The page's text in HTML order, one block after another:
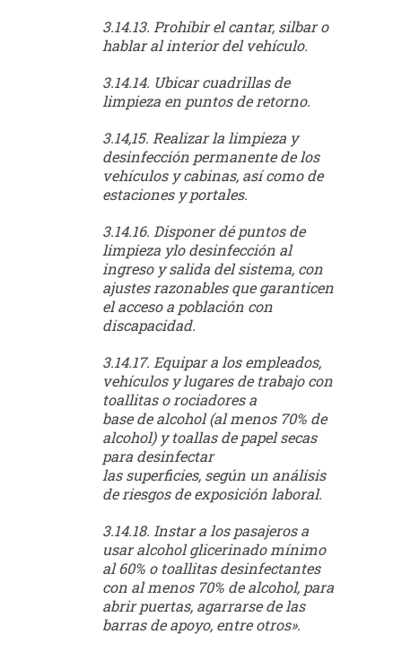
3.14.13. Prohibir el cantar, silbar o
hablar al interior del vehículo.
3.14.14. Ubicar cuadrillas de
limpieza en puntos de retorno.
3.14,15. Realizar la limpieza y
desinfección permanente de los
vehículos y cabinas, así como de
estaciones y portales.
3.14.16. Disponer dé puntos de
limpieza ylo desinfección al
ingreso y salida del sistema, con
ajustes razonables que garanticen
el acceso a población con
discapacidad.
3.14.17. Equipar a los empleados,
vehículos y lugares de trabajo con
toallitas o rociadores a
base de alcohol (al menos 70% de
alcohol) y toallas de papel secas
para desinfectar
las superficies, según un análisis
de riesgos de exposición laboral.
3.14.18. Instar a los pasajeros a
usar alcohol glicerinado mínimo
al 60% o toallitas desinfectantes
con al menos 70% de alcohol, para
abrir puertas, agarrarse de las
barras de apoyo, entre otros».